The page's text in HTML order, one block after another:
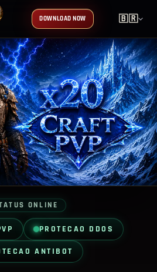
DOWNLOAD NOW 🇧🇷
ONLINE
PROTECAO DDOS
ANTIBOT